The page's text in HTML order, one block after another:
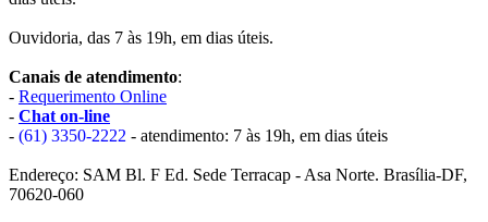
Ouvidoria, das 7 às 19h, em dias úteis.
Canais de atendimento:
- Requerimento Online
- Chat on-line
- (61) 3350-2222 - atendimento: 7 às 19h, em dias úteis
Endereço: SAM Bl. F Ed. Sede Terracap - Asa Norte. Brasília-DF,
70620-060